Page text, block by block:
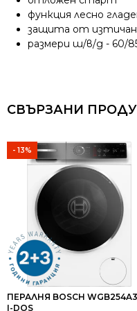
функция лесно
защита от
размери ш/в/д - 60/
СВЪРЗАНИ
- 13%
ПЕРАЛНЯ BOSCH
I-DOS